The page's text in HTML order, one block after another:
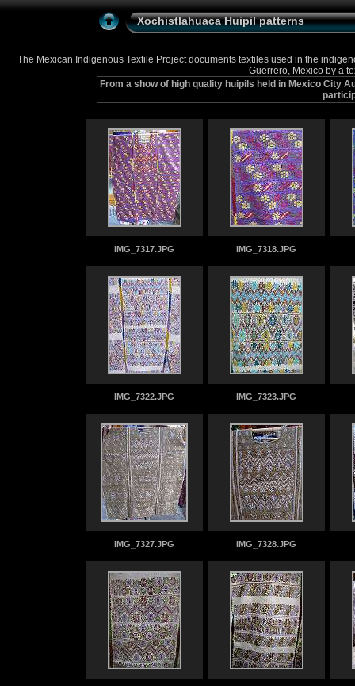
Xochistlahuaca Huipil patterns
The Mexican Indigenous Textile Project documents textiles used in the
Guerrero, Mexico by a
From a show of high quality huipils held in Mexico City
IMG_7317.JPG IMG_7318.JPG
IMG_7322.JPG IMG_7323.JPG
IMG_7327.JPG IMG_7328.JPG